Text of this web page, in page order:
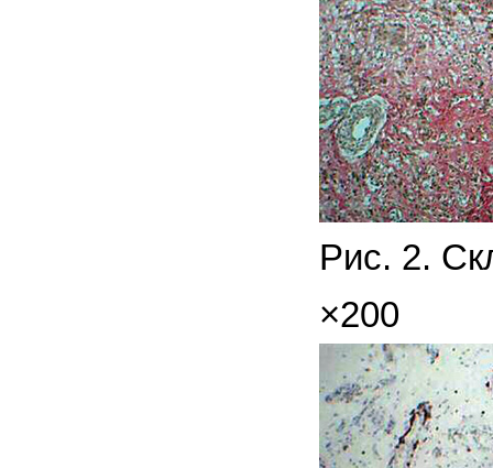
Рис. 2.
×200